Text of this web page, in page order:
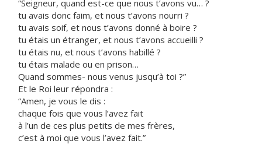
“Seigneur, quand est-ce que nous t’avons vu… ?
tu avais donc faim, et nous t’avons nourri ?
tu avais soif, et nous t’avons donné à boire ?
tu étais un étranger, et nous t’avons accueilli ?
tu étais nu, et nous t’avons habillé ?
tu étais malade ou en prison…
Quand sommes- nous venus jusqu’à toi ?”
Et le Roi leur répondra :
“Amen, je vous le dis :
chaque fois que vous l’avez fait
à l’un de ces plus petits de mes frères,
c’est à moi que vous l’avez fait.”